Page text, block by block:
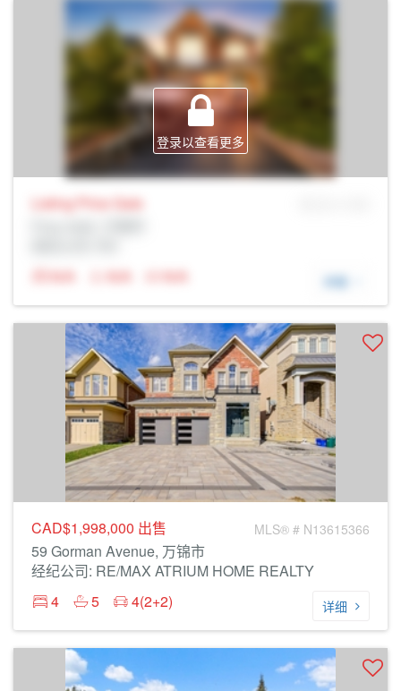
登录以查看更多
Listing Price Sale
N/A
N/A N/A 详细
CAD$1,998,000 出售 MLS® # N13615366
59 Gorman Avenue, 万锦市
经纪公司: RE/MAX ATRIUM HOME REALTY
4
5 4(2+2) 详细